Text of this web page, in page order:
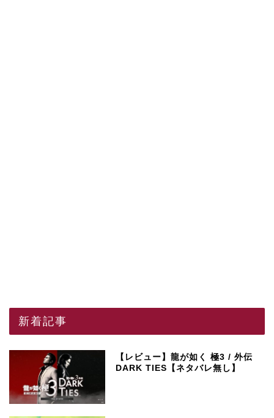
新着記事
【レビュー】龍が如く 極3 / 外伝
DARK TIES【ネタバレ無し】